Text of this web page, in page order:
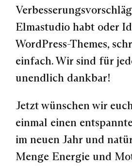
Elmastudio habt oder
WordPress-Themes,
einfach. Wir sind für
unendlich dankbar!
Jetzt wünschen wir
einmal einen
im neuen Jahr und
Menge Energie und